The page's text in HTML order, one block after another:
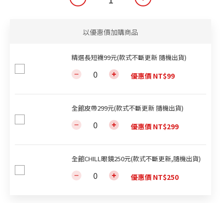
以優惠價加購商品
精選長短襪99元(款式不斷更新 隨機出貨)
優惠價 NT$99
全館皮帶299元(款式不斷更新 隨機出貨)
優惠價 NT$299
全館CHILL眼鏡250元(款式不斷更新,隨機出貨)
優惠價 NT$250